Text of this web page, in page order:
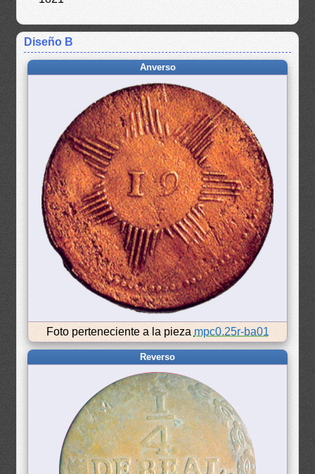
Diseño B
Anverso
Foto perteneciente a la pieza mpc0.25r-ba01
Reverso